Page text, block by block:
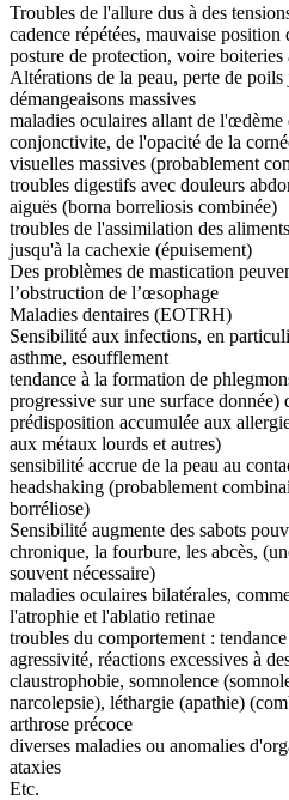
Troubles de l'allure dus à des
cadence répétées, mauvaise
posture de protection, voire boiteries
Altérations de la peau, perte de
démangeaisons massives
maladies oculaires allant de l'œdème
conjonctivite, de l'opacité de la
visuelles massives (probablement
troubles digestifs avec douleurs
aiguës (borna borreliosis combinée)
troubles de l'assimilation des
jusqu'à la cachexie (épuisement)
Des problèmes de mastication
l’obstruction de l’œsophage
Maladies dentaires (EOTRH)
Sensibilité aux infections, en
asthme, esoufflement
tendance à la formation de
progressive sur une surface donnée)
prédisposition accumulée aux
aux métaux lourds et autres)
sensibilité accrue de la peau au
headshaking (probablement
borréliose)
Sensibilité augmente des sabots
chronique, la fourbure, les abcès,
souvent nécessaire)
maladies oculaires bilatérales,
l'atrophie et l'ablatio retinae
troubles du comportement :
agressivité, réactions excessives à
claustrophobie, somnolence
narcolepsie), léthargie (apathie)
arthrose précoce
diverses maladies ou anomalies
ataxies
Etc.